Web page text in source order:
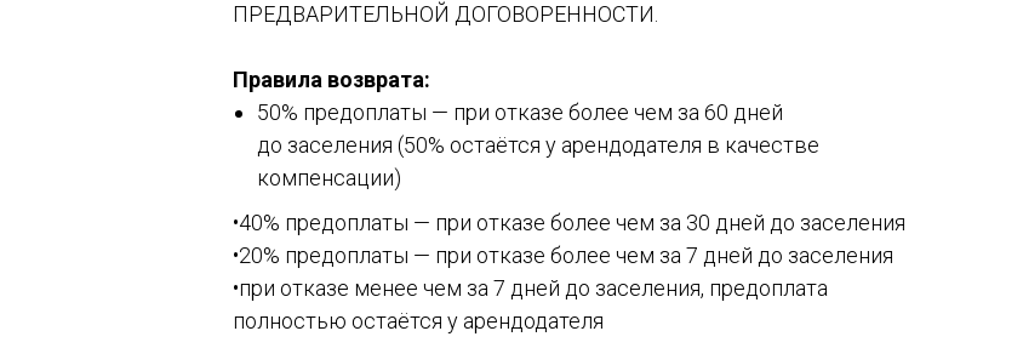
ПРЕДВАРИТЕЛЬНОЙ ДОГОВОРЕННОСТИ.
Правила возврата:
50% предоплаты — при отказе более чем за 60 дней
до заселения (50% остаётся у арендодателя в качестве
компенсации)
•40% предоплаты — при отказе более чем за 30 дней до заселения
•20% предоплаты — при отказе более чем за 7 дней до заселения
•при отказе менее чем за 7 дней до заселения, предоплата
полностью остаётся у арендодателя